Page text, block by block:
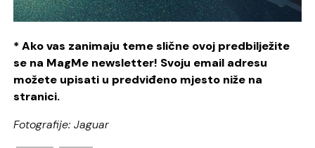
* Ako vas zanimaju teme slične ovoj predbilježite
se na MagMe newsletter! Svoju email adresu
možete upisati u predviđeno mjesto niže na
stranici.
Fotografije: Jaguar